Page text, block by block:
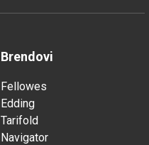
Brendovi
Fellowes
Edding
Tarifold
Navigator